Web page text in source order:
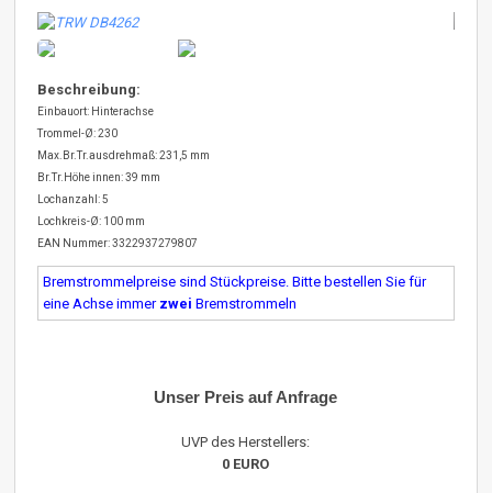
Beschreibung:
Einbauort: Hinterachse
Trommel-Ø: 230
Max.Br.Tr.ausdrehmaß: 231,5 mm
Br.Tr.Höhe innen: 39 mm
Lochanzahl: 5
Lochkreis-Ø: 100 mm
EAN Nummer: 3322937279807
Bremstrommelpreise sind Stückpreise. Bitte bestellen Sie für
eine Achse immer zwei Bremstrommeln
Unser Preis auf Anfrage
UVP des Herstellers:
0 EURO